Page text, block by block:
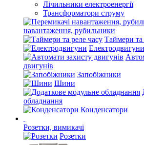
Лічильники електроенергії
Трансформатори струму
навантаження, рубильники
Таймери та
Електродвигуни
двигунів
Запобіжники
Шини
обладнання
Конденсатори
Розетки, вимикачі
Розетки